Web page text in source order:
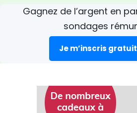
Gagnez de l’argent en
sondages
Je m’inscris